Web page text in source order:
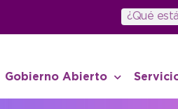
Gobierno Abierto